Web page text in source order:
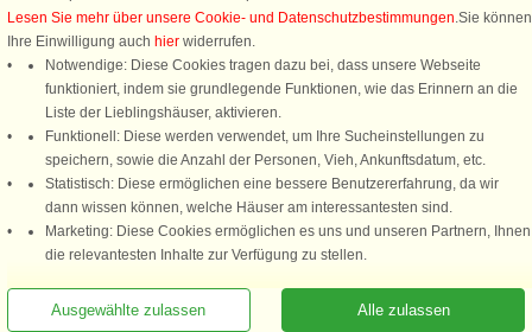
Rufen Sie an, um zu buchen
Newsletter abonnieren
Folgen Sie uns:
DanCenter Kundenbewertung
basierend auf mehr 135.870 Kundenbewertungen
Lesen Sie mehr über unsere Cookie- und Datenschutzbestimmungen.Sie können
Ihre Einwilligung auch hier widerrufen.
Notwendige: Diese Cookies tragen dazu bei, dass unsere Webseite
funktioniert, indem sie grundlegende Funktionen, wie das Erinnern an die
Liste der Lieblingshäuser, aktivieren.
Funktionell: Diese werden verwendet, um Ihre Sucheinstellungen zu
speichern, sowie die Anzahl der Personen, Vieh, Ankunftsdatum, etc.
Statistisch: Diese ermöglichen eine bessere Benutzererfahrung, da wir
dann wissen können, welche Häuser am interessantesten sind.
Marketing: Diese Cookies ermöglichen es uns und unseren Partnern, Ihnen
die relevantesten Inhalte zur Verfügung zu stellen.
Alle zulassen
Ausgewählte zulassen